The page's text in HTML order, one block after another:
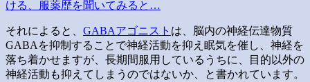
ける、服薬歴を聞いてみると…
それによると、 GABAアゴニスト は、脳内の神経伝達物質
GABAを抑制することで神経活動を抑え眠気を催し、神経を
落ち着かせますが、長期間服用しているうちに、目的以外の
神経活動も抑えてしまうのではないか、と書かれています。